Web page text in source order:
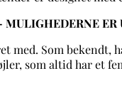
ER
med. Som
som altid har et